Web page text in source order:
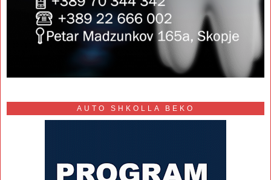
AUTO SHKOLLA BEKO